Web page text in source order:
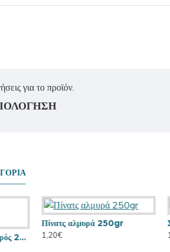
για το προϊόν.
Κολοκυθόσπορος Αλμυρός 250gr
Πίνατς αλμυρά 250gr
1,20€